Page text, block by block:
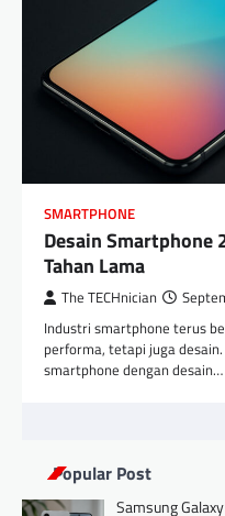
SMARTPHONE
Desain
Tahan Lama
The TECHnician
Industri smartphone terus
performa, tetapi juga
smartphone dengan desain…
Popular Post
Samsung